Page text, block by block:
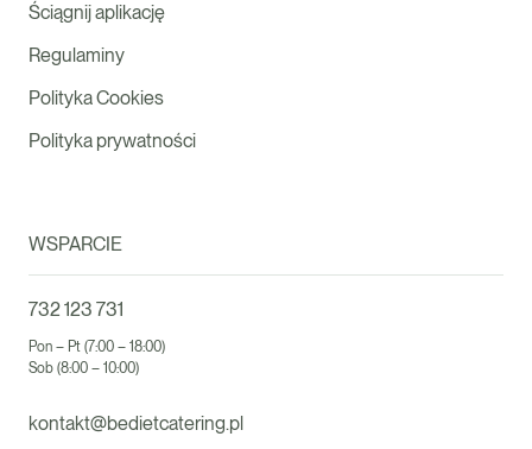
Ściągnij aplikację
Regulaminy
Polityka Cookies
Polityka prywatności
WSPARCIE
732 123 731
Pon – Pt (7:00 – 18:00)
Sob (8:00 – 10:00)
kontakt@bedietcatering.pl